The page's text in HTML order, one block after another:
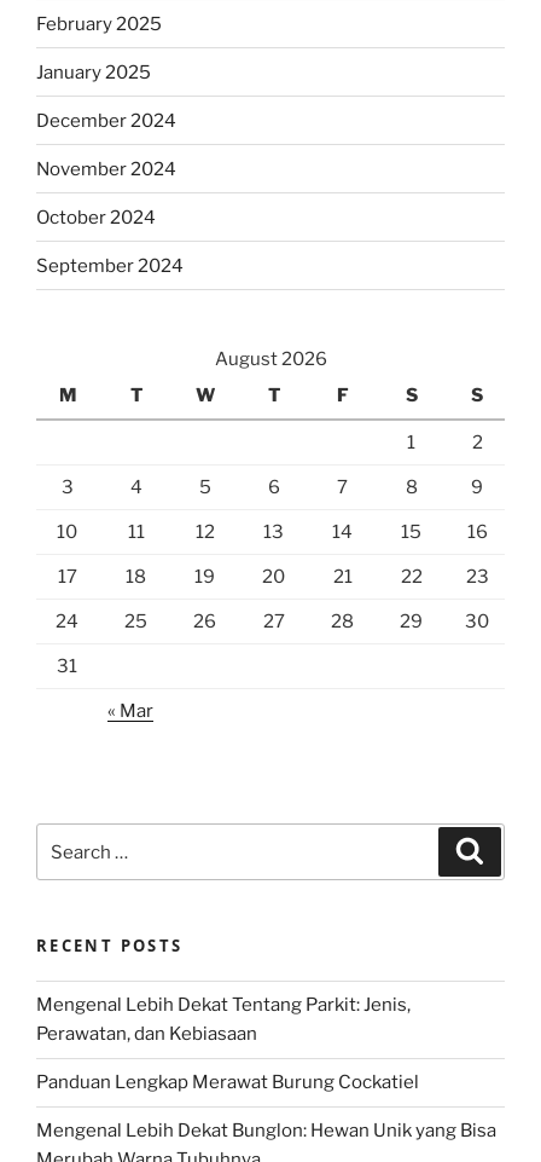
February 2025
January 2025
December 2024
November 2024
October 2024
September 2024
August 2026
M
T W T F S S
1 2
3 4 5 6 7 8 9
10 11 12 13 14 15 16
17 18 19 20 21 22 23
24 25 26 27 28 29 30
31
« Mar
for:
RECENT POSTS
Mengenal Lebih Dekat Tentang Parkit: Jenis,
Perawatan, dan Kebiasaan
Panduan Lengkap Merawat Burung Cockatiel
Mengenal Lebih Dekat Bunglon: Hewan Unik yang Bisa